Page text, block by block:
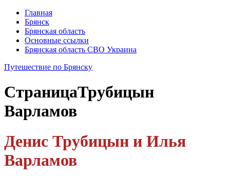
Главная
Брянск
Брянская область
Основные ссылки
Брянская область СВО Украина
Путешествие по Брянску
СтраницаТрубицын
Варламов
Денис Трубицын и Илья
Варламов